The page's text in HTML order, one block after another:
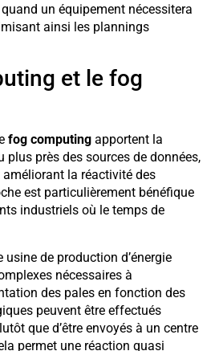
un équipement nécessitera
ainsi les plannings
et le fog
fog computing apportent la
plus près des sources de données,
la réactivité des
est particulièrement bénéfique
industriels où le temps de
usine de production d’énergie
nécessaires à
des pales en fonction des
peuvent être effectués
que d’être envoyés à un centre
permet une réaction quasi